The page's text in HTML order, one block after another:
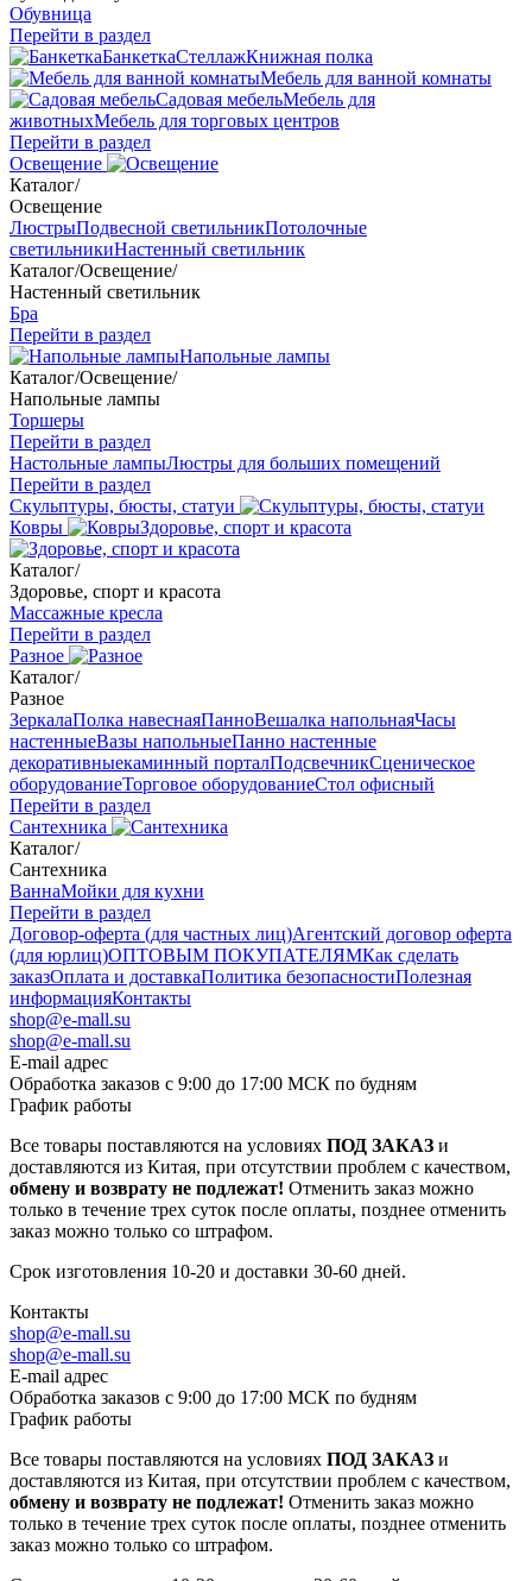
Обувница
Перейти в раздел
БанкеткаСтеллажКнижная полка
Мебель для ванной комнаты
Садовая мебельМебель для
животныхМебель для торговых центров
Перейти в раздел
Освещение
Каталог/
Освещение
ЛюстрыПодвесной светильникПотолочные
светильникиНастенный светильник
Каталог/Освещение/
Настенный светильник
Бра
Перейти в раздел
Напольные лампы
Каталог/Освещение/
Напольные лампы
Торшеры
Перейти в раздел
Настольные лампыЛюстры для больших помещений
Перейти в раздел
Скульптуры, бюсты, статуи
Ковры
Здоровье, спорт и красота
Каталог/
Здоровье, спорт и красота
Массажные кресла
Перейти в раздел
Разное
Каталог/
Разное
ЗеркалаПолка навеснаяПанноВешалка напольнаяЧасы
настенныеВазы напольныеПанно настенные
декоративныекаминный порталПодсвечникСценическое
оборудованиеТорговое оборудованиеСтол офисный
Перейти в раздел
Сантехника
Каталог/
Сантехника
ВаннаМойки для кухни
Перейти в раздел
Договор-оферта (для частных лиц)Агентский договор оферта
(для юрлиц)ОПТОВЫМ ПОКУПАТЕЛЯМКак сделать
заказОплата и доставкаПолитика безопасностиПолезная
информацияКонтакты
shop@e-mall.su
shop@e-mall.su
E-mail адрес
Обработка заказов с 9:00 до 17:00 МСК по будням
График работы
Все товары поставляются на условиях ПОД ЗАКАЗ и
доставляются из Китая, при отсутствии проблем с качеством,
обмену и возврату не подлежат! Отменить заказ можно
только в течение трех суток после оплаты, позднее отменить
заказ можно только со штрафом.
Срок изготовления 10-20 и доставки 30-60 дней.
Контакты
shop@e-mall.su
shop@e-mall.su
E-mail адрес
Обработка заказов с 9:00 до 17:00 МСК по будням
График работы
Все товары поставляются на условиях ПОД ЗАКАЗ и
доставляются из Китая, при отсутствии проблем с качеством,
обмену и возврату не подлежат! Отменить заказ можно
только в течение трех суток после оплаты, позднее отменить
заказ можно только со штрафом.